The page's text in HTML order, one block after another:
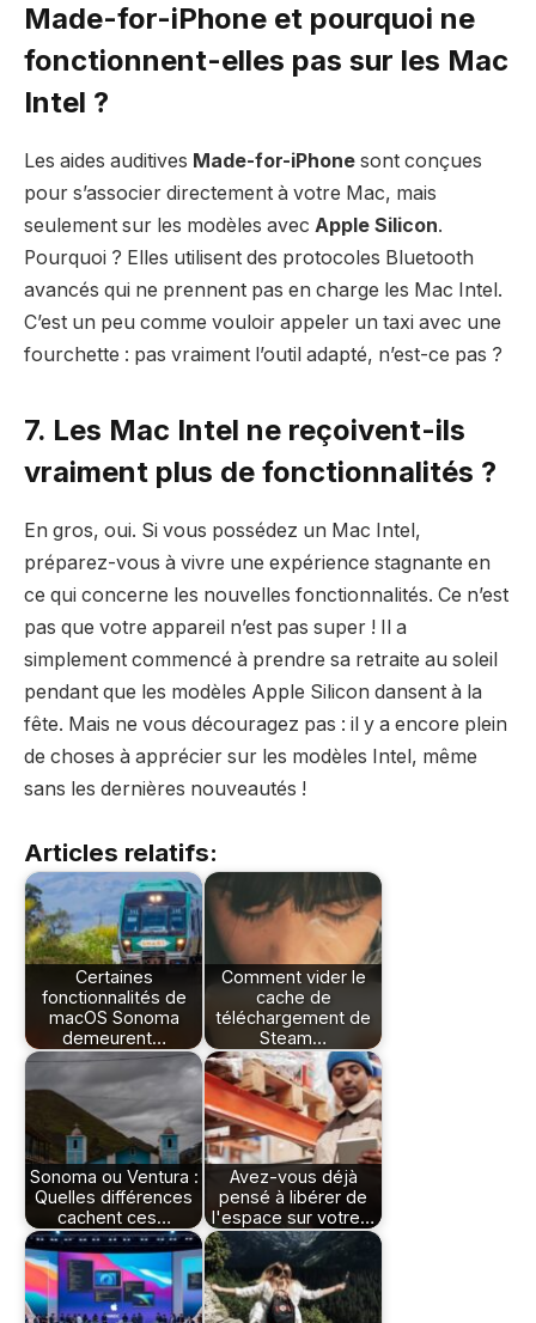
Made-for-iPhone et pourquoi ne
fonctionnent-elles pas sur les Mac
Intel ?
Les aides auditives Made-for-iPhone sont conçues
pour s’associer directement à votre Mac, mais
seulement sur les modèles avec Apple Silicon.
Pourquoi ? Elles utilisent des protocoles Bluetooth
avancés qui ne prennent pas en charge les Mac Intel.
C’est un peu comme vouloir appeler un taxi avec une
fourchette : pas vraiment l’outil adapté, n’est-ce pas ?
7. Les Mac Intel ne reçoivent-ils
vraiment plus de fonctionnalités ?
En gros, oui. Si vous possédez un Mac Intel,
préparez-vous à vivre une expérience stagnante en
ce qui concerne les nouvelles fonctionnalités. Ce n’est
pas que votre appareil n’est pas super ! Il a
simplement commencé à prendre sa retraite au soleil
pendant que les modèles Apple Silicon dansent à la
fête. Mais ne vous découragez pas : il y a encore plein
de choses à apprécier sur les modèles Intel, même
sans les dernières nouveautés !
Articles relatifs:
Certaines
fonctionnalités de
macOS Sonoma
demeurent…
Comment vider le
cache de
téléchargement de
Steam…
Sonoma ou Ventura :
Quelles différences
cachent ces…
Avez-vous déjà
pensé à libérer de
l'espace sur votre…